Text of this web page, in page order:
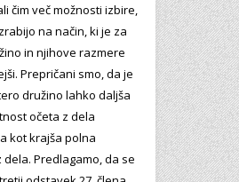
čim več možnosti izbire,
na način, ki je za
in njihove razmere
Prepričani smo, da je
družino lahko daljša
očeta z dela
kot krajša polna
Predlagamo, da se